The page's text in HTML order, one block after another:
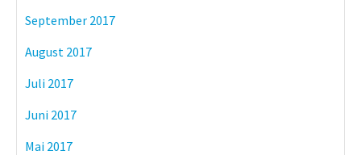
September 2017
August 2017
Juli 2017
Juni 2017
Mai 2017